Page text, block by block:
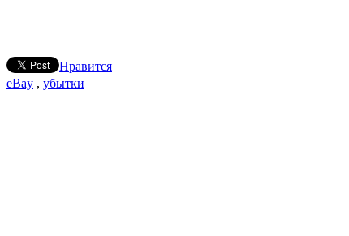
Нравится
eBay , убытки